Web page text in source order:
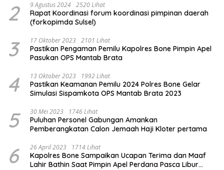
2 9 Agustus 2024 2520 Lihat
Rapat Koordinasi forum koordinasi pimpinan daerah
(forkopimda Sulsel)
3 17 Oktober 2023 2101 Lihat
Pastikan Pengaman Pemilu Kapolres Bone Pimpin Apel
Pasukan OPS Mantab Brata
4 13 Oktober 2023 1992 Lihat
Pastikan Keamanan Pemilu 2024 Polres Bone Gelar
Simulasi Sispamkota OPS Mantab Brata 2023
5 30 Mei 2023 1746 Lihat
Puluhan Personel Gabungan Amankan
Pemberangkatan Calon Jemaah Haji Kloter pertama
6 26 April 2023 1714 Lihat
Kapolres Bone Sampaikan Ucapan Terima dan Maaf
Lahir Bathin Saat Pimpin Apel Perdana Pasca Libur